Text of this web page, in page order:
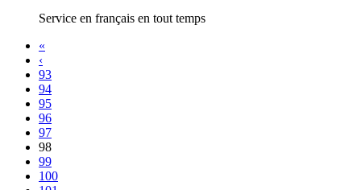
Service en français en tout temps
«
‹
93
94
95
96
97
98
99
100